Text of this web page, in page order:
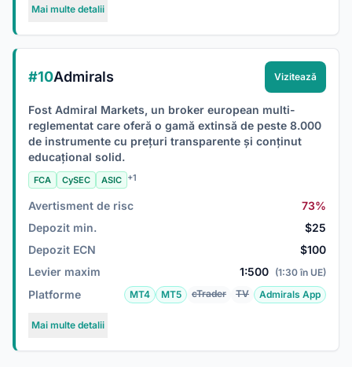
Mai multe detalii
#10Admirals Vizitează
Fost Admiral Markets, un broker european multi-
reglementat care oferă o gamă extinsă de peste 8.000
de instrumente cu prețuri transparente și conținut
educațional solid.
FCA CySEC ASIC +1
Avertisment de risc
73%
Depozit min.
$25
Depozit ECN
$100
Levier maxim
1:500 (1:30 în UE)
Platforme MT4 MT5 cTrader TV Admirals App
Mai multe detalii